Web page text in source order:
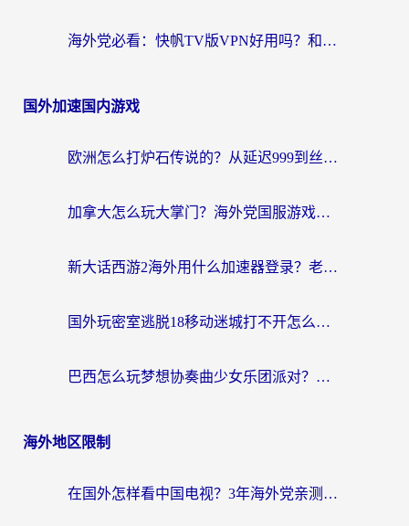
海外党必看：快帆TV版VPN好用吗？和hi龟龟VPN对比哪个回国效果更好？附免费加速器选择指南
国外加速国内游戏
欧洲怎么打炉石传说的？从延迟999到丝滑上分，我找到了靠谱加速器
加拿大怎么玩大掌门？海外党国服游戏加速避坑指南（附实用工具推荐）
新大话西游2海外用什么加速器登录？老玩家亲测有效的国服游戏加速指南
国外玩密室逃脱18移动迷城打不开怎么办？海外玩家亲测有效的解决指南
巴西怎么玩梦想协奏曲少女乐团派对？海外党必看的国服游戏加速全攻略（附波兰天涯明月刀实用技巧）
海外地区限制
在国外怎样看中国电视？3年海外党亲测有效的追剧加速器指南